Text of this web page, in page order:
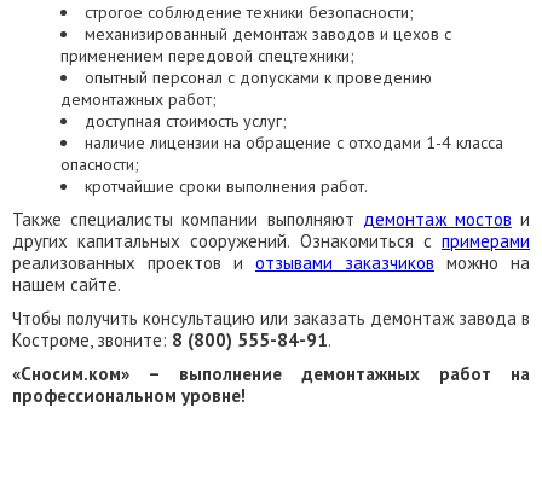
строгое соблюдение техники безопасности;
механизированный демонтаж заводов и цехов с
применением передовой спецтехники;
опытный персонал с допусками к проведению
демонтажных работ;
доступная стоимость услуг;
наличие лицензии на обращение с отходами 1-4 класса
опасности;
кротчайшие сроки выполнения работ.
Также специалисты компании выполняют демонтаж мостов и
других капитальных сооружений. Ознакомиться с примерами
реализованных проектов и отзывами заказчиков можно на
нашем сайте.
Чтобы получить консультацию или заказать демонтаж завода в
Костроме, звоните: 8 (800) 555-84-91.
«Сносим.ком» – выполнение демонтажных работ на
профессиональном уровне!